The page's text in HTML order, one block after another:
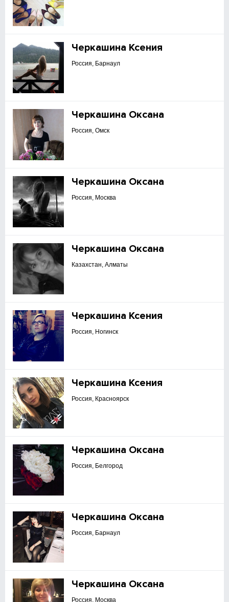
Черкашина Ксения
Россия, Барнаул
Черкашина Оксана
Россия, Омск
Черкашина Оксана
Россия, Москва
Черкашина Оксана
Казахстан, Алматы
Черкашина Ксения
Россия, Ногинск
Черкашина Ксения
Россия, Красноярск
Черкашина Оксана
Россия, Белгород
Черкашина Оксана
Россия, Барнаул
Черкашина Оксана
Россия, Москва